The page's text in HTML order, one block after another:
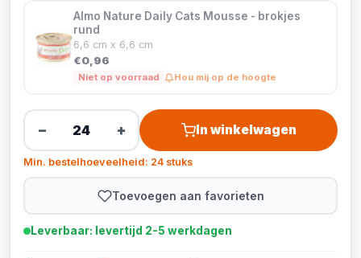
Almo Nature Daily Cats Mousse - brokjes
rund
6,6 cm x 6,6 cm
€0,96
Niet op voorraad Hou mij op de hoogte
− + In winkelwagen
Min. bestelhoeveelheid: 24 stuks
Toevoegen aan favorieten
Leverbaar: levertijd 2-5 werkdagen